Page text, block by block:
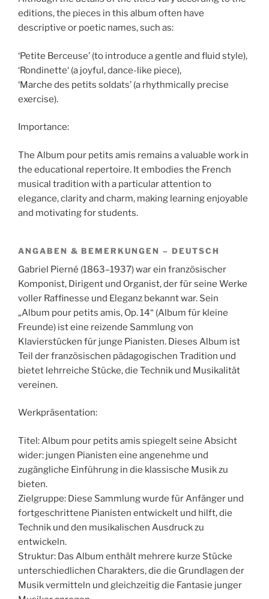
editions, the pieces in this album often have
descriptive or poetic names, such as:
‘Petite Berceuse’ (to introduce a gentle and fluid style),
‘Rondinette‘ (a joyful, dance-like piece),
‘Marche des petits soldats’ (a rhythmically precise
exercise).
Importance:
The Album pour petits amis remains a valuable work in
the educational repertoire. It embodies the French
musical tradition with a particular attention to
elegance, clarity and charm, making learning enjoyable
and motivating for students.
ANGABEN & BEMERKUNGEN – DEUTSCH
Gabriel Pierné (1863–1937) war ein französischer
Komponist, Dirigent und Organist, der für seine Werke
voller Raffinesse und Eleganz bekannt war. Sein
„Album pour petits amis, Op. 14“ (Album für kleine
Freunde) ist eine reizende Sammlung von
Klavierstücken für junge Pianisten. Dieses Album ist
Teil der französischen pädagogischen Tradition und
bietet lehrreiche Stücke, die Technik und Musikalität
vereinen.
Werkpräsentation:
Titel: Album pour petits amis spiegelt seine Absicht
wider: jungen Pianisten eine angenehme und
zugängliche Einführung in die klassische Musik zu
bieten.
Zielgruppe: Diese Sammlung wurde für Anfänger und
fortgeschrittene Pianisten entwickelt und hilft, die
Technik und den musikalischen Ausdruck zu
entwickeln.
Struktur: Das Album enthält mehrere kurze Stücke
unterschiedlichen Charakters, die die Grundlagen der
Musik vermitteln und gleichzeitig die Fantasie junger